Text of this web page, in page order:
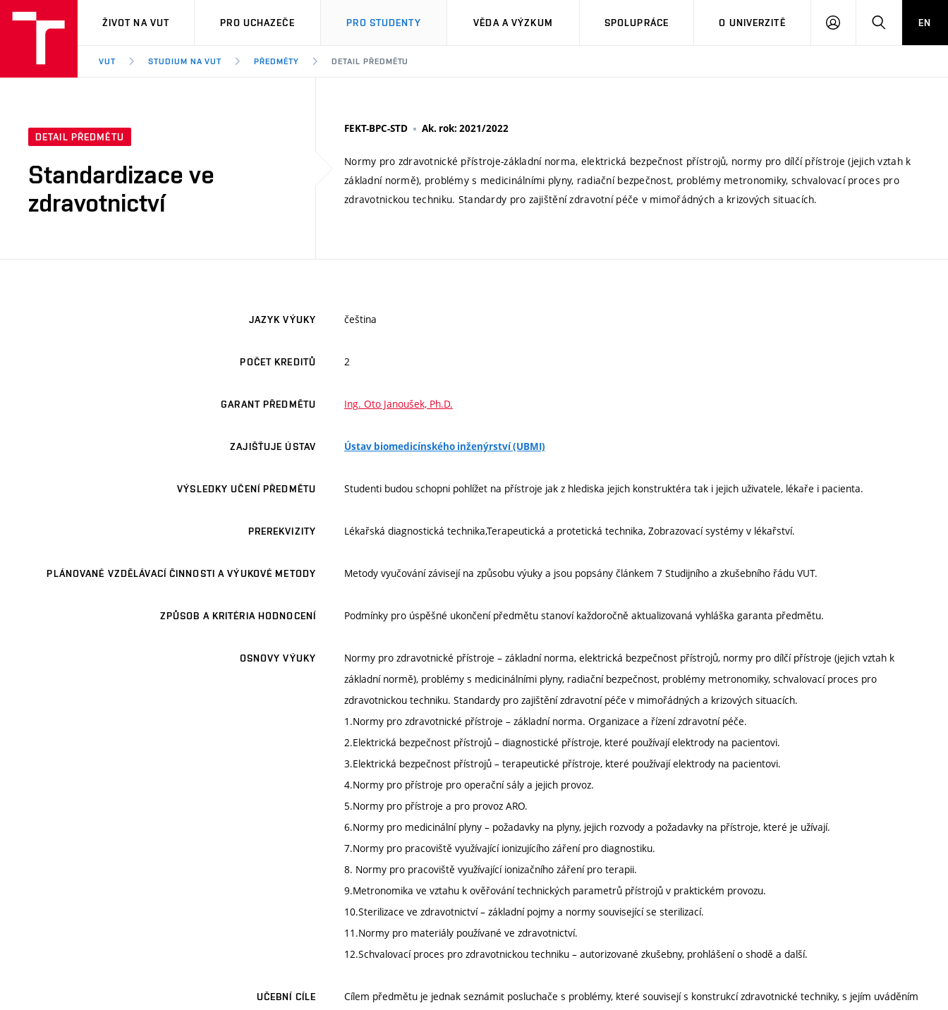
VUT
ŽIVOT NA VUT PRO UCHAZEČE PRO STUDENTY VĚDA A VÝZKUM SPOLUPRÁCE O UNIVERZITĚ
PŘIHLÁSIT HLEDATEN
VUT STUDIUM NA VUT PŘEDMĚTY DETAIL PŘEDMĚTU
DETAIL PŘEDMĚTU
Standardizace ve
zdravotnictví
FEKT-BPC-STD Ak. rok: 2021/2022
Normy pro zdravotnické přístroje-základní norma, elektrická bezpečnost přístrojů, normy pro dílčí přístroje (jejich vztah k
základní normě), problémy s medicinálními plyny, radiační bezpečnost, problémy metronomiky, schvalovací proces pro
zdravotnickou techniku. Standardy pro zajištění zdravotní péče v mimořádných a krizových situacích.
JAZYK VÝUKY čeština
POČET KREDITŮ 2
GARANT PŘEDMĚTU Ing. Oto Janoušek, Ph.D.
ZAJIŠŤUJE ÚSTAV Ústav biomedicínského inženýrství (UBMI)
VÝSLEDKY UČENÍ PŘEDMĚTU Studenti budou schopni pohlížet na přístroje jak z hlediska jejich konstruktéra tak i jejich uživatele, lékaře i pacienta.
PREREKVIZITY Lékařská diagnostická technika,Terapeutická a protetická technika, Zobrazovací systémy v lékařství.
PLÁNOVANÉ VZDĚLÁVACÍ ČINNOSTI A VÝUKOVÉ METODY Metody vyučování závisejí na způsobu výuky a jsou popsány článkem 7 Studijního a zkušebního řádu VUT.
ZPŮSOB A KRITÉRIA HODNOCENÍ Podmínky pro úspěšné ukončení předmětu stanoví každoročně aktualizovaná vyhláška garanta předmětu.
OSNOVY VÝUKY
Normy pro zdravotnické přístroje – základní norma, elektrická bezpečnost přístrojů, normy pro dílčí přístroje (jejich vztah k
základní normě), problémy s medicinálními plyny, radiační bezpečnost, problémy metronomiky, schvalovací proces pro
zdravotnickou techniku. Standardy pro zajištění zdravotní péče v mimořádných a krizových situacích.
1.Normy pro zdravotnické přístroje – základní norma. Organizace a řízení zdravotní péče.
2.Elektrická bezpečnost přístrojů – diagnostické přístroje, které používají elektrody na pacientovi.
3.Elektrická bezpečnost přístrojů – terapeutické přístroje, které používají elektrody na pacientovi.
4.Normy pro přístroje pro operační sály a jejich provoz.
5.Normy pro přístroje a pro provoz ARO.
6.Normy pro medicinální plyny – požadavky na plyny, jejich rozvody a požadavky na přístroje, které je užívají.
7.Normy pro pracoviště využívající ionizujícího záření pro diagnostiku.
8. Normy pro pracoviště využívající ionizačního záření pro terapii.
9.Metronomika ve vztahu k ověřování technických parametrů přístrojů v praktickém provozu.
10.Sterilizace ve zdravotnictví – základní pojmy a normy související se sterilizací.
11.Normy pro materiály používané ve zdravotnictví.
12.Schvalovací proces pro zdravotnickou techniku – autorizované zkušebny, prohlášení o shodě a další.
UČEBNÍ CÍLE
Cílem předmětu je jednak seznámit posluchače s problémy, které souvisejí s konstrukcí zdravotnické techniky, s jejím uváděním